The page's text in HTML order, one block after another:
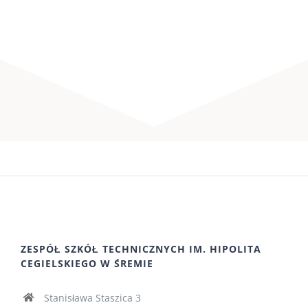
ZESPÓŁ SZKÓŁ TECHNICZNYCH IM. HIPOLITA
CEGIELSKIEGO W ŚREMIE
Stanisława Staszica 3